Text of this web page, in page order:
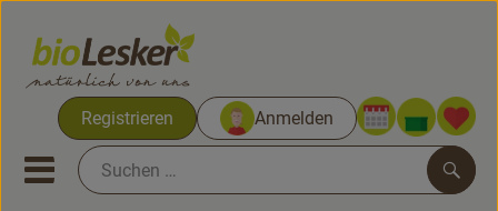
Registrieren Anmelden
Mobiles Menu öffnen oder